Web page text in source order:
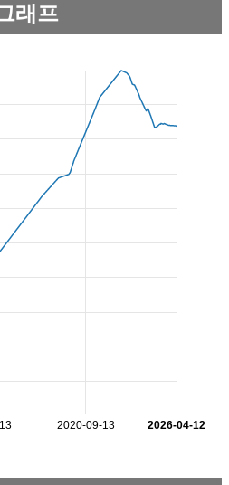
래프
2020-09-13 2026-04-12